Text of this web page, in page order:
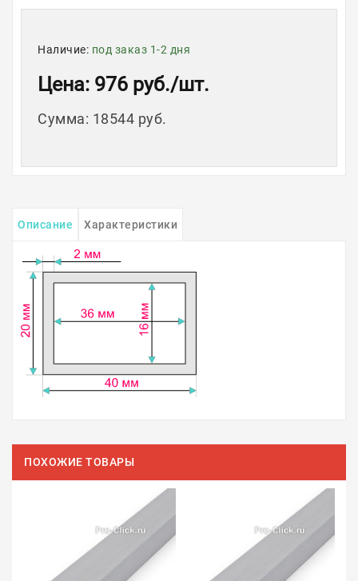
Наличие: под заказ 1-2 дня
Цена: 976 руб./шт.
Сумма: 18544 руб.
Описание Характеристики
ПОХОЖИЕ ТОВАРЫ